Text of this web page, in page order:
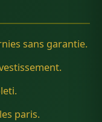
sans garantie.
paris.